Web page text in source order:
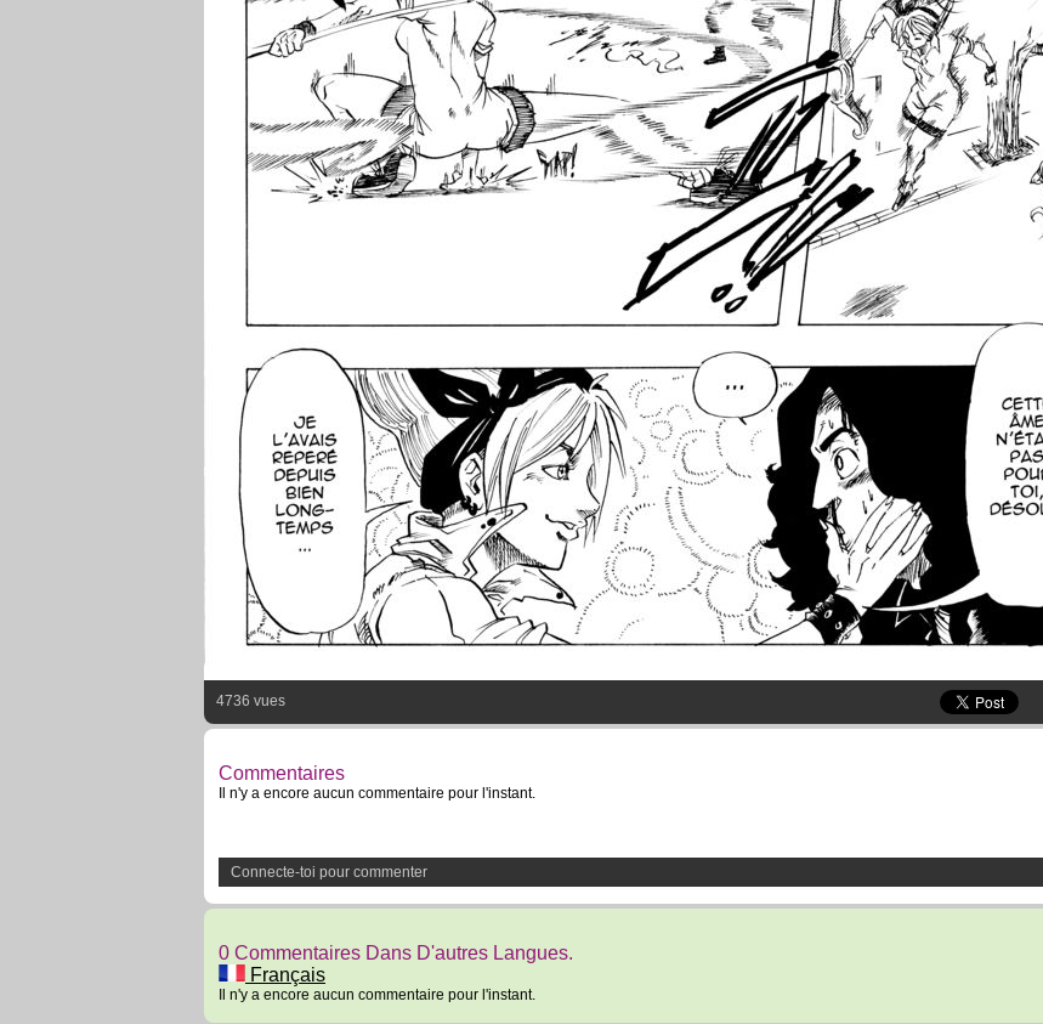
4736 vues
Commentaires
Il n'y a encore aucun commentaire pour l'instant.
Connecte-toi pour commenter
0 Commentaires Dans D'autres Langues.
Français
Il n'y a encore aucun commentaire pour l'instant.